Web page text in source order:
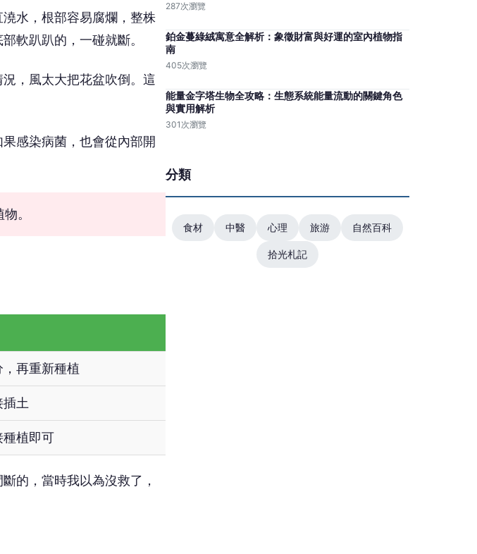
水，根部容易腐爛，整株
軟趴趴的，一碰就斷。
，風太大把花盆吹倒。這
感染病菌，也會從內部開
。
再重新種植
土
種植即可
的，當時我以為沒救了，
287次瀏覽
鉑金蔓綠絨寓意全解析：象徵財富與好運的室內植物指
南
405次瀏覽
能量金字塔生物全攻略：生態系統能量流動的關鍵角色
與實用解析
301次瀏覽
分類
食材 中醫 心理 旅游 自然百科
拾光札記